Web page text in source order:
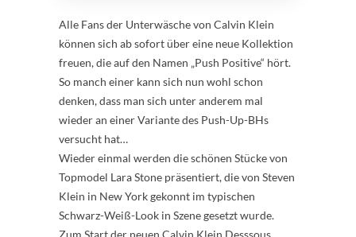
Alle Fans der Unterwäsche von Calvin Klein
können sich ab sofort über eine neue Kollektion
freuen, die auf den Namen „Push Positive“ hört.
So manch einer kann sich nun wohl schon
denken, dass man sich unter anderem mal
wieder an einer Variante des Push-Up-BHs
versucht hat…
Wieder einmal werden die schönen Stücke von
Topmodel Lara Stone präsentiert, die von Steven
Klein in New York gekonnt im typischen
Schwarz-Weiß-Look in Szene gesetzt wurde.
Zum Start der neuen Calvin Klein Desssous